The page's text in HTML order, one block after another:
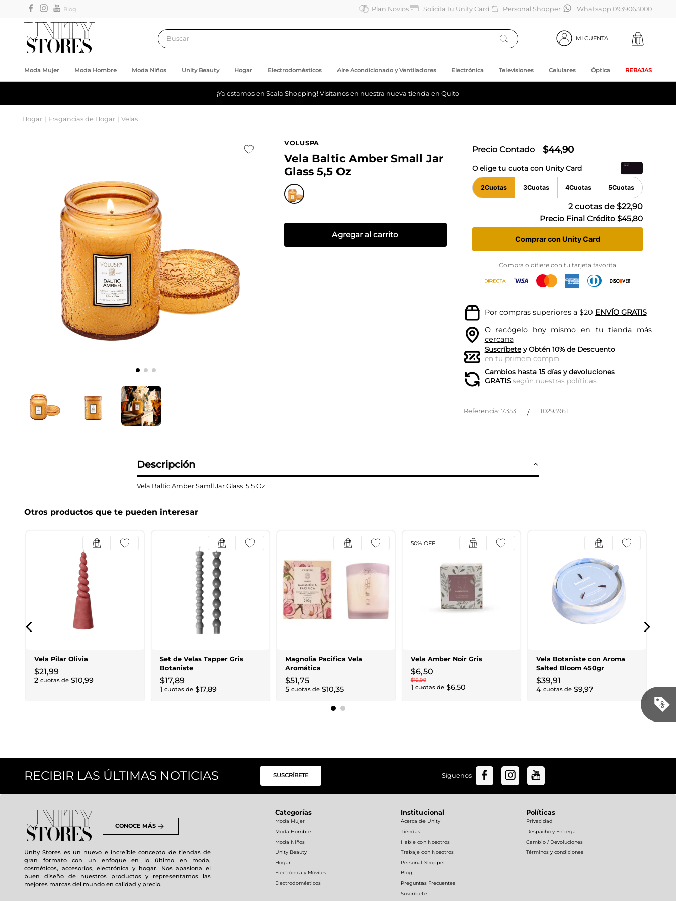
Blog Plan Novios Solicita tu Unity Card Personal Shopper Whatsapp 0939063000
Buscar
MI CUENTA
Moda Mujer Moda Hombre Moda Niños Unity Beauty Hogar Electrodomésticos Aire Acondicionado y Ventiladores Electrónica Televisiones Celulares Óptica REBAJAS
¡Ya estamos en Scala Shopping! Visítanos en nuestra nueva tienda en Quito
Hogar Fragancias de Hogar Velas
VOLUSPA
Vela Baltic Amber Small Jar
Glass 5,5 Oz
Agregar al carrito
Precio Contado $44,90
O elige tu cuota con Unity Card
2Cuotas 3Cuotas 4Cuotas 5Cuotas
2cuotas de $22,90
Precio Final Crédito $45,80
Comprar con Unity Card
Compra o difiere con tu tarjeta favorita
Por compras superiores a $20 ENVÍO GRATIS
O recógelo hoy mismo en tutienda más
cercana
Suscríbetey Obtén 10% de Descuento
en tu primera compra
Cambios hasta 15 días y devoluciones
GRATISsegún nuestras políticas
Referencia: 7353 / 10293961
Descripción
Vela Baltic Amber Samll Jar Glass 5,5 Oz
Otros productos que te pueden interesar
Vela Pilar Olivia
$21,99
2 cuotas de $10,99
Set de Velas Tapper Gris
Botaniste
$17,89
1 cuotas de $17,89
Magnolia Pacifica Vela
Aromática
$51,75
5 cuotas de $10,35
50% OFF
Vela Amber Noir Gris
$6,50
$12,99
1 cuotas de $6,50
Vela Botaniste con Aroma
Salted Bloom 450gr
$39,91
4 cuotas de $9,97
RECIBIR LAS ÚLTIMAS NOTICIAS SUSCRÍBETE Síguenos
CONOCE MÁS
Unity Stores es un nuevo e increíble concepto de tiendas de
gran formato con un enfoque en lo último en moda,
cosméticos, accesorios, electrónica y hogar. Nos apasiona el
buen diseño de nuestros productos y representamos las
mejores marcas del mundo en calidad y precio.
Categorías
Moda Mujer
Moda Hombre
Moda Niños
Unity Beauty
Hogar
Electrónica y Móviles
Electrodomésticos
Institucional
Acerca de Unity
Tiendas
Hable con Nosotros
Trabaje con Nosotros
Personal Shopper
Blog
Preguntas Frecuentes
Suscríbete
Políticas
Privacidad
Despacho y Entrega
Cambio / Devoluciones
Términos y condiciones